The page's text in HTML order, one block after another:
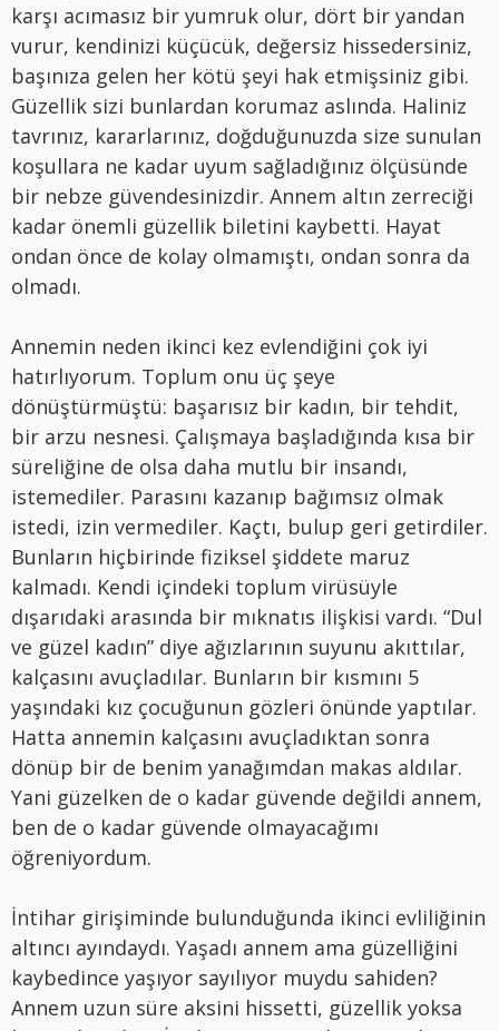
karşı acımasız bir yumruk olur, dört bir yandan
vurur, kendinizi küçücük, değersiz hissedersiniz,
başınıza gelen her kötü şeyi hak etmişsiniz gibi.
Güzellik sizi bunlardan korumaz aslında. Haliniz
tavrınız, kararlarınız, doğduğunuzda size sunulan
koşullara ne kadar uyum sağladığınız ölçüsünde
bir nebze güvendesinizdir. Annem altın zerreciği
kadar önemli güzellik biletini kaybetti. Hayat
ondan önce de kolay olmamıştı, ondan sonra da
olmadı.
Annemin neden ikinci kez evlendiğini çok iyi
hatırlıyorum. Toplum onu üç şeye
dönüştürmüştü: başarısız bir kadın, bir tehdit,
bir arzu nesnesi. Çalışmaya başladığında kısa bir
süreliğine de olsa daha mutlu bir insandı,
istemediler. Parasını kazanıp bağımsız olmak
istedi, izin vermediler. Kaçtı, bulup geri getirdiler.
Bunların hiçbirinde fiziksel şiddete maruz
kalmadı. Kendi içindeki toplum virüsüyle
dışarıdaki arasında bir mıknatıs ilişkisi vardı. “Dul
ve güzel kadın” diye ağızlarının suyunu akıttılar,
kalçasını avuçladılar. Bunların bir kısmını 5
yaşındaki kız çocuğunun gözleri önünde yaptılar.
Hatta annemin kalçasını avuçladıktan sonra
dönüp bir de benim yanağımdan makas aldılar.
Yani güzelken de o kadar güvende değildi annem,
ben de o kadar güvende olmayacağımı
öğreniyordum.
İntihar girişiminde bulunduğunda ikinci evliliğinin
altıncı ayındaydı. Yaşadı annem ama güzelliğini
kaybedince yaşıyor sayılıyor muydu sahiden?
Annem uzun süre aksini hissetti, güzellik yoksa